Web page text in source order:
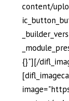
content/
{}"][/